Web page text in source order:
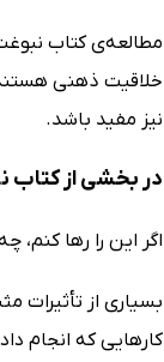
مطالعه‌ی کتاب
خلاقیت ذهنی
نیز مفید باشد.
در بخشی از کتاب
اگر این را رها
بسیاری از تأثیرات
کارهایی که انجام